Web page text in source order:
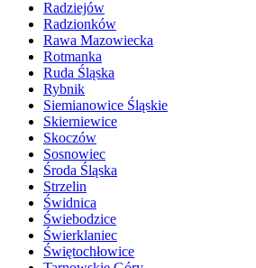
Radziejów
Radzionków
Rawa Mazowiecka
Rotmanka
Ruda Śląska
Rybnik
Siemianowice Śląskie
Skierniewice
Skoczów
Sosnowiec
Środa Śląska
Strzelin
Świdnica
Świebodzice
Świerklaniec
Świętochłowice